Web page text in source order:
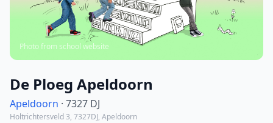
Photo from school website
De Ploeg Apeldoorn
Apeldoorn · 7327 DJ
Holtrichtersveld 3, 7327DJ, Apeldoorn